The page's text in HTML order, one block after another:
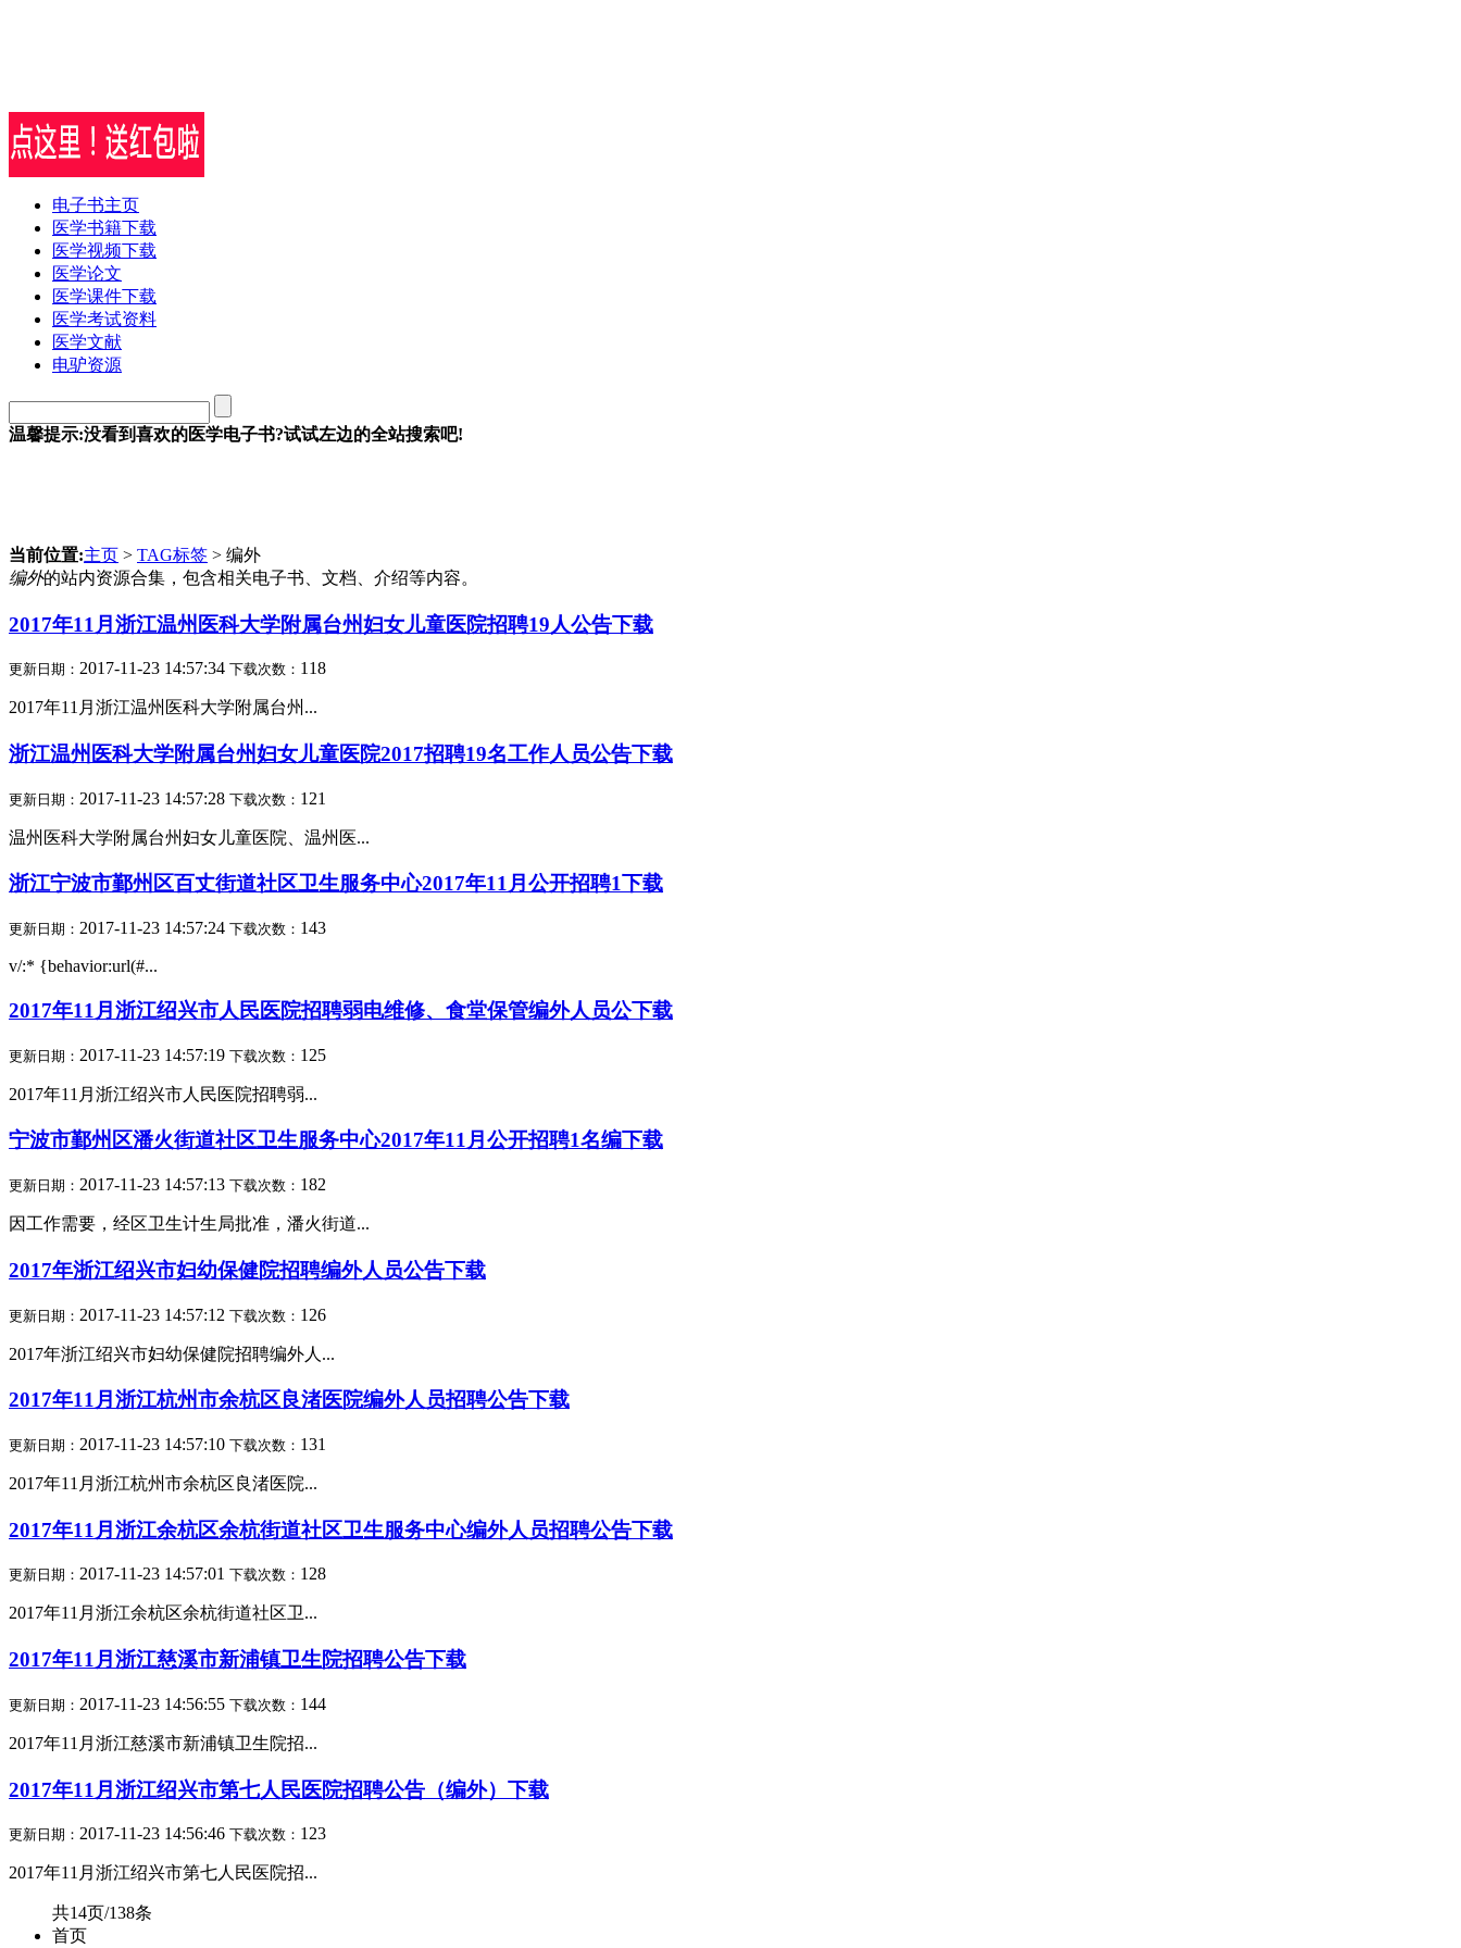
电子书主页
医学书籍下载
医学视频下载
医学论文
医学课件下载
医学考试资料
医学文献
电驴资源
温馨提示:没看到喜欢的医学电子书?试试左边的全站搜索吧!
当前位置:主页 > TAG标签 > 编外
编外的站内资源合集，包含相关电子书、文档、介绍等内容。
2017年11月浙江温州医科大学附属台州妇女儿童医院招聘19人公告下载
更新日期： 2017-11-23 14:57:34 下载次数： 118
2017年11月浙江温州医科大学附属台州...
浙江温州医科大学附属台州妇女儿童医院2017招聘19名工作人员公告下载
更新日期： 2017-11-23 14:57:28 下载次数： 121
温州医科大学附属台州妇女儿童医院、温州医...
浙江宁波市鄞州区百丈街道社区卫生服务中心2017年11月公开招聘1下载
更新日期： 2017-11-23 14:57:24 下载次数： 143
v/:* {behavior:url(#...
2017年11月浙江绍兴市人民医院招聘弱电维修、食堂保管编外人员公下载
更新日期： 2017-11-23 14:57:19 下载次数： 125
2017年11月浙江绍兴市人民医院招聘弱...
宁波市鄞州区潘火街道社区卫生服务中心2017年11月公开招聘1名编下载
更新日期： 2017-11-23 14:57:13 下载次数： 182
因工作需要，经区卫生计生局批准，潘火街道...
2017年浙江绍兴市妇幼保健院招聘编外人员公告下载
更新日期： 2017-11-23 14:57:12 下载次数： 126
2017年浙江绍兴市妇幼保健院招聘编外人...
2017年11月浙江杭州市余杭区良渚医院编外人员招聘公告下载
更新日期： 2017-11-23 14:57:10 下载次数： 131
2017年11月浙江杭州市余杭区良渚医院...
2017年11月浙江余杭区余杭街道社区卫生服务中心编外人员招聘公告下载
更新日期： 2017-11-23 14:57:01 下载次数： 128
2017年11月浙江余杭区余杭街道社区卫...
2017年11月浙江慈溪市新浦镇卫生院招聘公告下载
更新日期： 2017-11-23 14:56:55 下载次数： 144
2017年11月浙江慈溪市新浦镇卫生院招...
2017年11月浙江绍兴市第七人民医院招聘公告（编外）下载
更新日期： 2017-11-23 14:56:46 下载次数： 123
2017年11月浙江绍兴市第七人民医院招...
共14页/138条
首页